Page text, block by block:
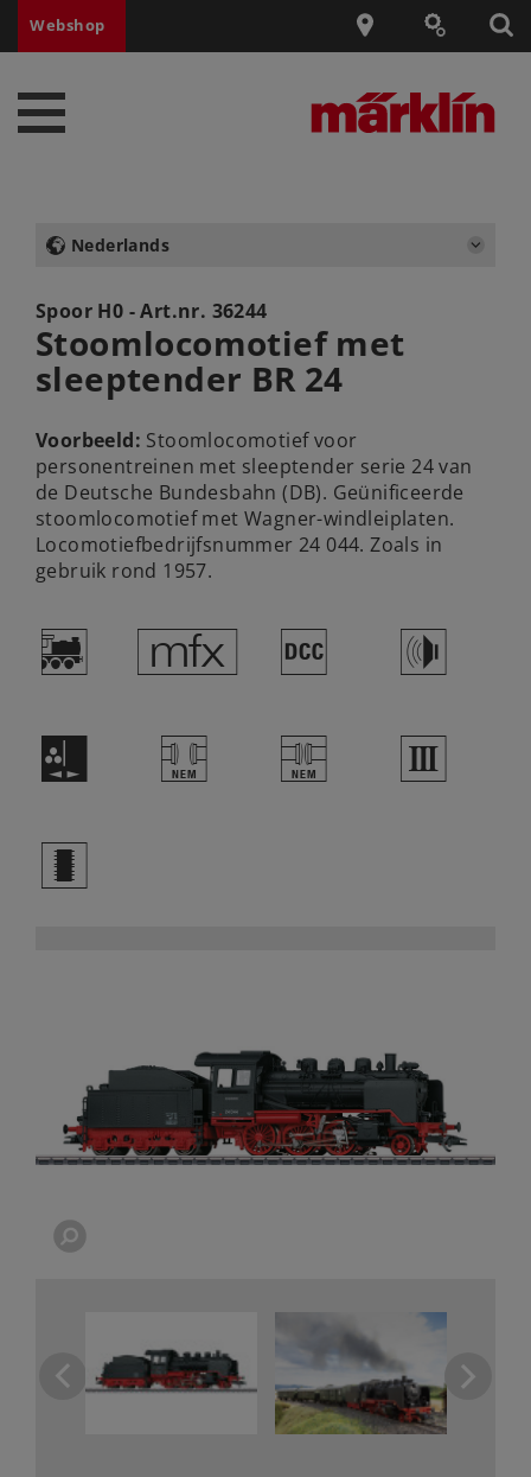
Webshop
Nederlands
Spoor H0 - Art.nr. 36244
Stoomlocomotief met
sleeptender BR 24
Voorbeeld: Stoomlocomotief voor
personentreinen met sleeptender serie 24 van
de Deutsche Bundesbahn (DB). Geünificeerde
stoomlocomotief met Wagner-windleiplaten.
Locomotiefbedrijfsnummer 24 044. Zoals in
gebruik rond 1957.
( e § h
H T U 3
b